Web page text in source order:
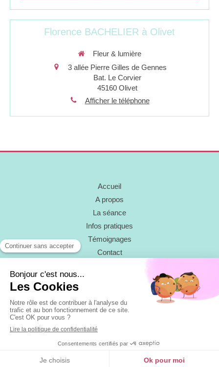
Florence BACHELIER à Olivet
Fleur & lumière
3 allée Pierre Gilles de Gennes
Bat. Le Corvier
45160 Olivet
Afficher le téléphone
Accueil
A propos
La séance
Infos pratiques
Témoignages
Contact
Mentions légales
Création et référencement du site par Simplébo
Ce site a été créé grâce à